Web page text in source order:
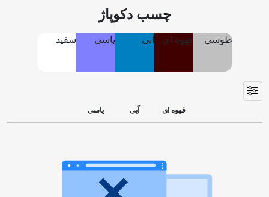
چسب دکوپاژ
طوسی قهوه ای آبی یاسی سفید